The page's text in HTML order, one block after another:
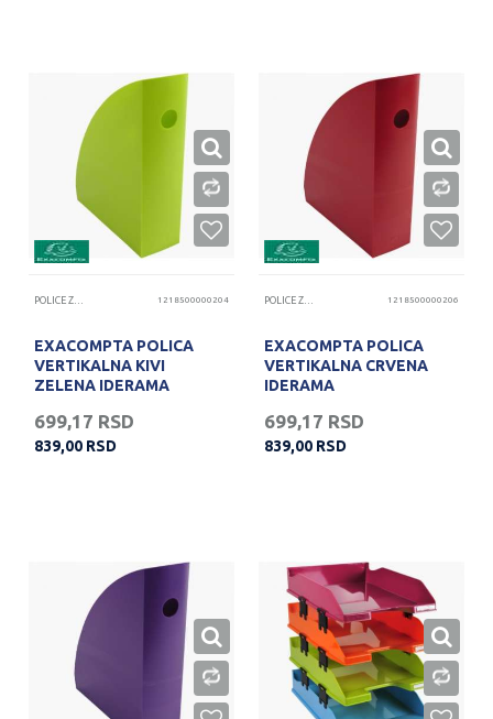
POLICE ZA DOKUMENTA 1218500000204
EXACOMPTA POLICA
VERTIKALNA KIVI
ZELENA IDERAMA
699,17 RSD
839,00 RSD
POLICE ZA DOKUMENTA 1218500000206
EXACOMPTA POLICA
VERTIKALNA CRVENA
IDERAMA
699,17 RSD
839,00 RSD